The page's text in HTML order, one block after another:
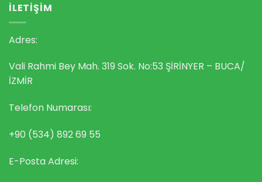
İLETIŞIM
Adres:
Vali Rahmi Bey Mah. 319 Sok. No:53 ŞİRİNYER – BUCA/
İZMİR
Telefon Numarası:
+90 (534) 892 69 55
E-Posta Adresi: